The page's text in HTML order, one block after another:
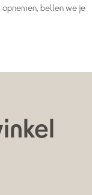
bellen we je